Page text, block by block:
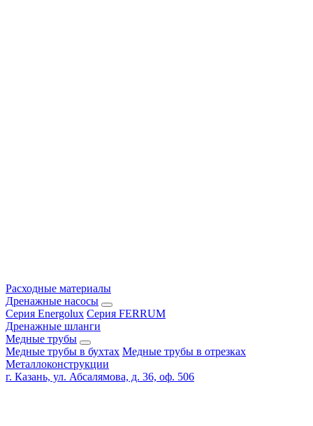
Расходные материалы
Дренажные насосы
Серия Energolux Серия FERRUM
Дренажные шланги
Медные трубы
Медные трубы в бухтах Медные трубы в отрезках
Металлоконструкции
г. Казань, ул. Абсалямова, д. 36, оф. 506